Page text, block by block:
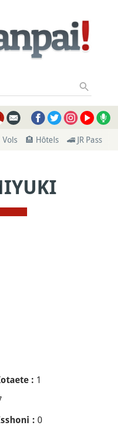
🏨 Hôtels 🚄 JR Pass
: 1
: 0